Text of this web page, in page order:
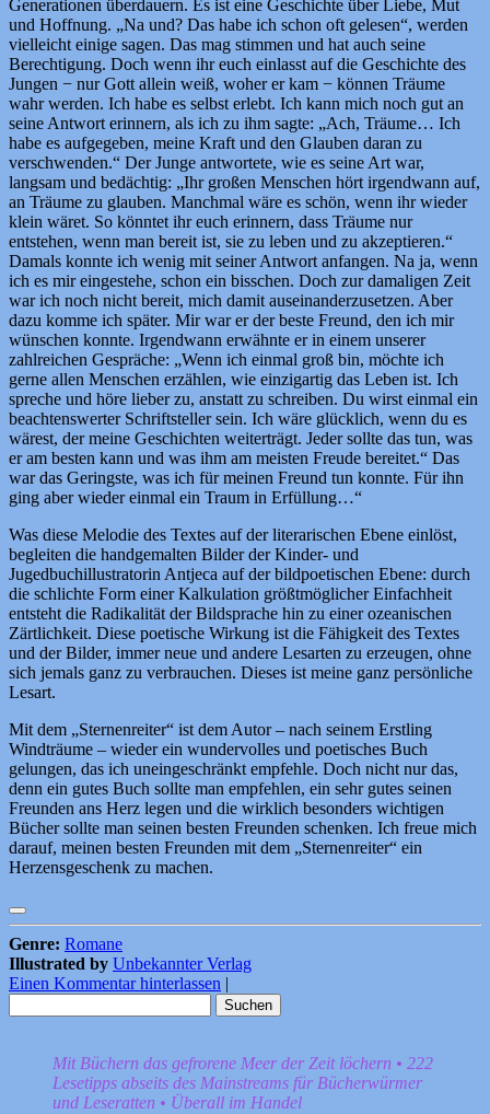
Generationen überdauern. Es ist eine Geschichte über Liebe, Mut
und Hoffnung. „Na und? Das habe ich schon oft gelesen“, werden
vielleicht einige sagen. Das mag stimmen und hat auch seine
Berechtigung. Doch wenn ihr euch einlasst auf die Geschichte des
Jungen − nur Gott allein weiß, woher er kam − können Träume
wahr werden. Ich habe es selbst erlebt. Ich kann mich noch gut an
seine Antwort erinnern, als ich zu ihm sagte: „Ach, Träume… Ich
habe es aufgegeben, meine Kraft und den Glauben daran zu
verschwenden.“ Der Junge antwortete, wie es seine Art war,
langsam und bedächtig: „Ihr großen Menschen hört irgendwann auf,
an Träume zu glauben. Manchmal wäre es schön, wenn ihr wieder
klein wäret. So könntet ihr euch erinnern, dass Träume nur
entstehen, wenn man bereit ist, sie zu leben und zu akzeptieren.“
Damals konnte ich wenig mit seiner Antwort anfangen. Na ja, wenn
ich es mir eingestehe, schon ein bisschen. Doch zur damaligen Zeit
war ich noch nicht bereit, mich damit auseinanderzusetzen. Aber
dazu komme ich später. Mir war er der beste Freund, den ich mir
wünschen konnte. Irgendwann erwähnte er in einem unserer
zahlreichen Gespräche: „Wenn ich einmal groß bin, möchte ich
gerne allen Menschen erzählen, wie einzigartig das Leben ist. Ich
spreche und höre lieber zu, anstatt zu schreiben. Du wirst einmal ein
beachtenswerter Schriftsteller sein. Ich wäre glücklich, wenn du es
wärest, der meine Geschichten weiterträgt. Jeder sollte das tun, was
er am besten kann und was ihm am meisten Freude bereitet.“ Das
war das Geringste, was ich für meinen Freund tun konnte. Für ihn
ging aber wieder einmal ein Traum in Erfüllung…“
Was diese Melodie des Textes auf der literarischen Ebene einlöst,
begleiten die handgemalten Bilder der Kinder- und
Jugedbuchillustratorin Antjeca auf der bildpoetischen Ebene: durch
die schlichte Form einer Kalkulation größtmöglicher Einfachheit
entsteht die Radikalität der Bildsprache hin zu einer ozeanischen
Zärtlichkeit. Diese poetische Wirkung ist die Fähigkeit des Textes
und der Bilder, immer neue und andere Lesarten zu erzeugen, ohne
sich jemals ganz zu verbrauchen. Dieses ist meine ganz persönliche
Lesart.
Mit dem „Sternenreiter“ ist dem Autor – nach seinem Erstling
Windträume – wieder ein wundervolles und poetisches Buch
gelungen, das ich uneingeschränkt empfehle. Doch nicht nur das,
denn ein gutes Buch sollte man empfehlen, ein sehr gutes seinen
Freunden ans Herz legen und die wirklich besonders wichtigen
Bücher sollte man seinen besten Freunden schenken. Ich freue mich
darauf, meinen besten Freunden mit dem „Sternenreiter“ ein
Herzensgeschenk zu machen.
Genre: Romane
Illustrated by Unbekannter Verlag
Einen Kommentar hinterlassen
nach:
Mit Büchern das gefrorene Meer der Zeit löchern • 222
Lesetipps abseits des Mainstreams für Bücherwürmer
und Leseratten • Überall im Handel